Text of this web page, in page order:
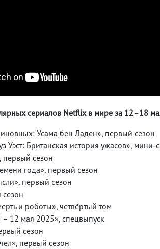
сериалов Netflix в мире за 12–18
Усама бен Ладен», первый сезон
Уэст: Британская история ужасов», мини-
первый сезон
года», первый сезон
первый сезон
сезон
и роботы», четвёртый том
– 12 мая 2025», спецвыпуск
сезон
первый сезон